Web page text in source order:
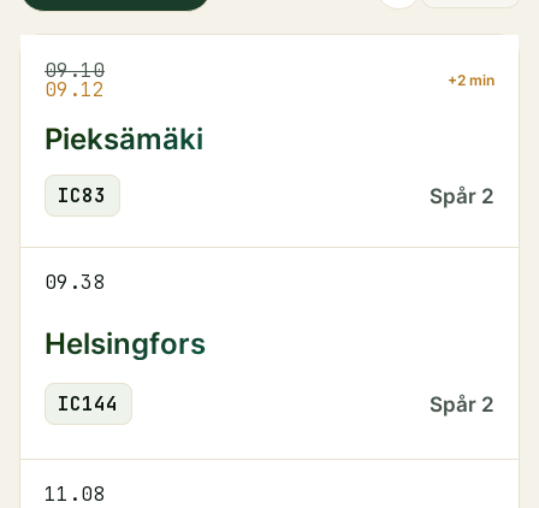
09.10
09.12 +2 min
Pieksämäki
IC83 Spår 2
09.38
Helsingfors
IC144 Spår 2
11.08